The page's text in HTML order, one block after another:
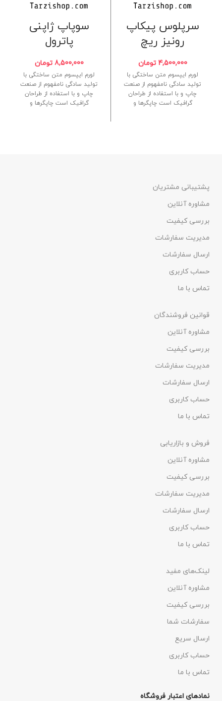
سرپلوس پیکاپ
رونیز ریچ
4,500,000 تومان
لورم ایپسوم متن ساختگی با
تولید سادگی نامفهوم از صنعت
چاپ و با استفاده از طراحان
گرافیک است چاپگرها و
سوپاپ ژاپنی
پاترول
8,500,000 تومان
لورم ایپسوم متن ساختگی با
تولید سادگی نامفهوم از صنعت
چاپ و با استفاده از طراحان
گرافیک است چاپگرها و
پشتیبانی مشتریان
مشاوره آنلاین
بررسی کیفیت
مدیریت سفارشات
ارسال سفارشات
حساب کاربری
تماس با ما
قوانین فروشندگان
مشاوره آنلاین
بررسی کیفیت
مدیریت سفارشات
ارسال سفارشات
حساب کاربری
تماس با ما
فروش و بازاریابی
مشاوره آنلاین
بررسی کیفیت
مدیریت سفارشات
ارسال سفارشات
حساب کاربری
تماس با ما
لینک‌های مفید
مشاوره آنلاین
بررسی کیفیت
سفارشات شما
ارسال سریع
حساب کاربری
تماس با ما
نمادهای اعتبار فروشگاه